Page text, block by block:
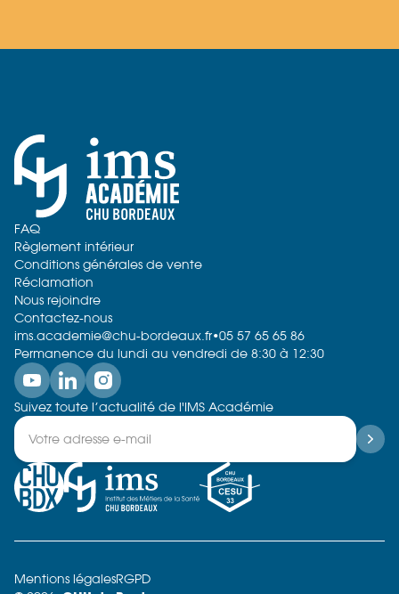
FAQ
Règlement intérieur
Conditions générales de vente
Réclamation
Nous rejoindre
Contactez-nous
ims.academie@chu-bordeaux.fr•05 57 65 65 86
Permanence du lundi au vendredi de 8:30 à 12:30
Suivez toute l’actualité de l'IMS Académie
Mentions légalesRGPD